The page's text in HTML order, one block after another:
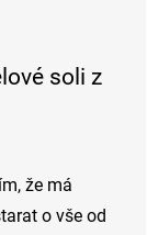
soli z
že má
o vše od